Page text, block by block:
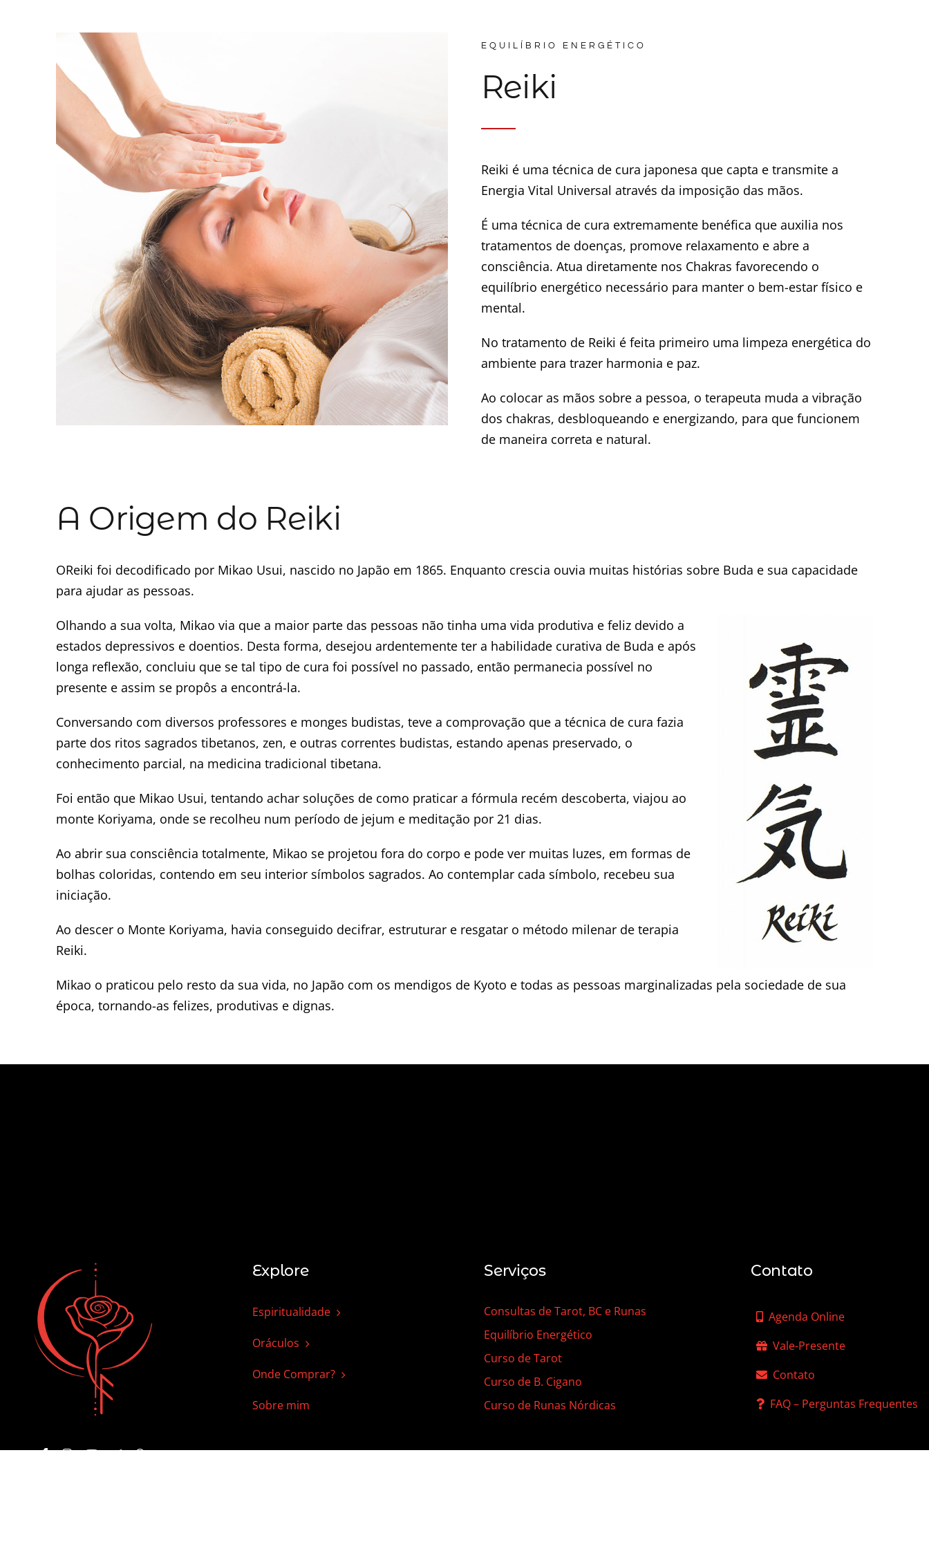
EQUILÍBRIO ENERGÉTICO
Reiki
Reiki é uma técnica de cura japonesa que capta e transmite a
Energia Vital Universal através da imposição das mãos.
É uma técnica de cura extremamente benéfica que auxilia nos
tratamentos de doenças, promove relaxamento e abre a
consciência. Atua diretamente nos Chakras favorecendo o
equilíbrio energético necessário para manter o bem-estar físico e
mental.
No tratamento de Reiki é feita primeiro uma limpeza energética do
ambiente para trazer harmonia e paz.
Ao colocar as mãos sobre a pessoa, o terapeuta muda a vibração
dos chakras, desbloqueando e energizando, para que funcionem
de maneira correta e natural.
A Origem do Reiki
OReiki foi decodificado por Mikao Usui, nascido no Japão em 1865. Enquanto crescia ouvia muitas histórias sobre Buda e sua capacidade
para ajudar as pessoas.
Olhando a sua volta, Mikao via que a maior parte das pessoas não tinha uma vida produtiva e feliz devido a
estados depressivos e doentios. Desta forma, desejou ardentemente ter a habilidade curativa de Buda e após
longa reflexão, concluiu que se tal tipo de cura foi possível no passado, então permanecia possível no
presente e assim se propôs a encontrá-la.
Conversando com diversos professores e monges budistas, teve a comprovação que a técnica de cura fazia
parte dos ritos sagrados tibetanos, zen, e outras correntes budistas, estando apenas preservado, o
conhecimento parcial, na medicina tradicional tibetana.
Foi então que Mikao Usui, tentando achar soluções de como praticar a fórmula recém descoberta, viajou ao
monte Koriyama, onde se recolheu num período de jejum e meditação por 21 dias.
Ao abrir sua consciência totalmente, Mikao se projetou fora do corpo e pode ver muitas luzes, em formas de
bolhas coloridas, contendo em seu interior símbolos sagrados. Ao contemplar cada símbolo, recebeu sua
iniciação.
Ao descer o Monte Koriyama, havia conseguido decifrar, estruturar e resgatar o método milenar de terapia
Reiki.
Mikao o praticou pelo resto da sua vida, no Japão com os mendigos de Kyoto e todas as pessoas marginalizadas pela sociedade de sua
época, tornando-as felizes, produtivas e dignas.
Explore
Espiritualidade
Oráculos
Onde Comprar?
Sobre mim
Serviços
Consultas de Tarot, BC e Runas
Equilíbrio Energético
Curso de Tarot
Curso de B. Cigano
Curso de Runas Nórdicas
Contato
Agenda Online
Vale-Presente
Contato
FAQ – Perguntas Frequentes